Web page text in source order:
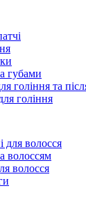
губами
гоління та
гоління
волосся
волоссям
волосся